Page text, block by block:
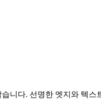
니다. 선명한 엣지와 텍